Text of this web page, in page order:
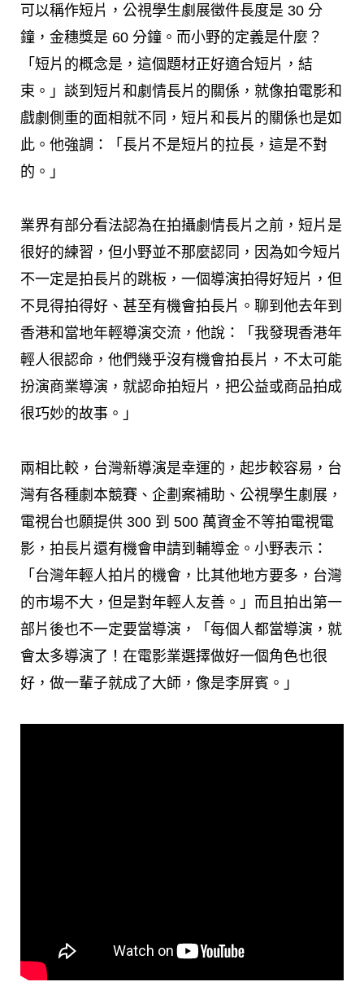
可以稱作短片，公視學生劇展徵件長度是 30 分
鐘，金穗獎是 60 分鐘。而小野的定義是什麼？
「短片的概念是，這個題材正好適合短片，結
束。」談到短片和劇情長片的關係，就像拍電影和
戲劇側重的面相就不同，短片和長片的關係也是如
此。他強調：「長片不是短片的拉長，這是不對
的。」
業界有部分看法認為在拍攝劇情長片之前，短片是
很好的練習，但小野並不那麼認同，因為如今短片
不一定是拍長片的跳板，一個導演拍得好短片，但
不見得拍得好、甚至有機會拍長片。聊到他去年到
香港和當地年輕導演交流，他說：「我發現香港年
輕人很認命，他們幾乎沒有機會拍長片，不太可能
扮演商業導演，就認命拍短片，把公益或商品拍成
很巧妙的故事。」
兩相比較，台灣新導演是幸運的，起步較容易，台
灣有各種劇本競賽、企劃案補助、公視學生劇展，
電視台也願提供 300 到 500 萬資金不等拍電視電
影，拍長片還有機會申請到輔導金。小野表示：
「台灣年輕人拍片的機會，比其他地方要多，台灣
的市場不大，但是對年輕人友善。」而且拍出第一
部片後也不一定要當導演，「每個人都當導演，就
會太多導演了！在電影業選擇做好一個角色也很
好，做一輩子就成了大師，像是李屏賓。」